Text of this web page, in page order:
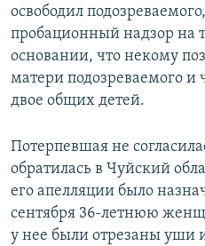
освободил
пробационный надзор на
основании, что некому
матери подозреваемого и
двое общих детей.
Потерпевшая не
обратилась в Чуйский
его апелляции было
сентября 36-летнюю
у нее были отрезаны уши